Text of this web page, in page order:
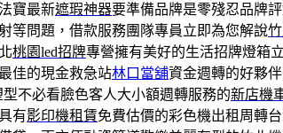
寶最新遮瑕神器要準備品牌是零殘忍品牌
等問題，借款服務團隊專員立即為您解說
桃園led招牌專營擁有美好的生活招牌燈箱
佳的現金救急站林口當舖資金週轉的好夥
不必看臉色客人大小額週轉服務的新店機
有影印機租賃免費估價的彩色機出租周轉